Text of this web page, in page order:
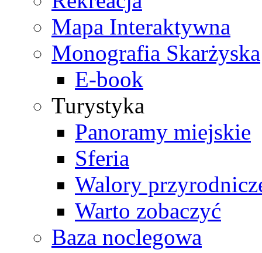
Mapa Interaktywna
Monografia Skarżyska
E-book
Turystyka
Panoramy miejskie
Sferia
Walory
Warto zobaczyć
Baza noclegowa